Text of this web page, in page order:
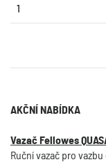
1
AKČNÍ NABÍDKA
Vazač Fellowes
Ruční vazač pro